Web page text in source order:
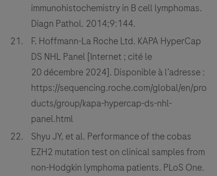
immunohistochemistry in B cell lymphomas.
Diagn Pathol. 2014;9:144.
F. Hoffmann-La Roche Ltd. KAPA HyperCap
DS NHL Panel [Internet ; cité le
20 décembre 2024]. Disponible à l’adresse :
https://sequencing.roche.com/global/en/pro
ducts/group/kapa-hypercap-ds-nhl-
panel.html
Shyu JY, et al. Performance of the cobas
EZH2 mutation test on clinical samples from
non-Hodgkin lymphoma patients. PLoS One.